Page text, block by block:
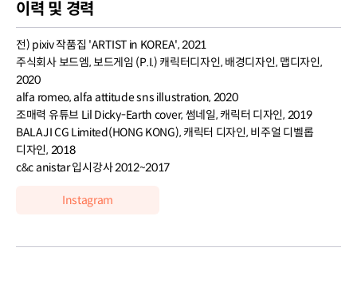
이력 및 경력
전) pixiv 작품집 'ARTIST in KOREA', 2021
주식회사 보드엠, 보드게임 (P.I.) 캐릭터디자인, 배경디자인, 맵디자인,
2020
alfa romeo, alfa attitude sns illustration, 2020
조매력 유튜브 Lil Dicky-Earth cover, 썸네일, 캐릭터 디자인, 2019
BALAJI CG Limited(HONG KONG), 캐릭터 디자인, 비주얼 디벨롭
디자인, 2018
c&c anistar 입시강사 2012~2017
Instagram